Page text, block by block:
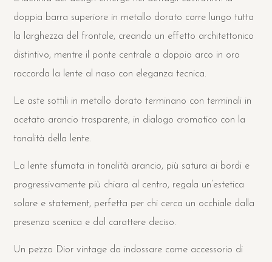
doppia barra superiore in metallo dorato corre lungo tutta
la larghezza del frontale, creando un effetto architettonico
distintivo, mentre il ponte centrale a doppio arco in oro
raccorda la lente al naso con eleganza tecnica.
Le aste sottili in metallo dorato terminano con terminali in
acetato arancio trasparente, in dialogo cromatico con la
tonalità della lente.
La lente sfumata in tonalità arancio, più satura ai bordi e
progressivamente più chiara al centro, regala un’estetica
solare e statement, perfetta per chi cerca un occhiale dalla
presenza scenica e dal carattere deciso.
Un pezzo Dior vintage da indossare come accessorio di